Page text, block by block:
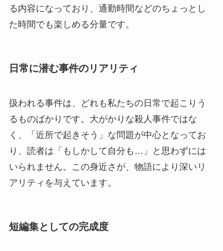
る内容になっており、通勤時間などのちょっとし
た時間でも楽しめる分量です。
日常に潜む事件のリアリティ
扱われる事件は、どれも私たちの日常で起こりう
るものばかりです。大がかりな殺人事件ではな
く、「近所で起きそう」な問題が中心となってお
り、読者は「もしかして自分も…」と思わずには
いられません。この身近さが、物語により深いリ
アリティを与えています。
短編集としての完成度